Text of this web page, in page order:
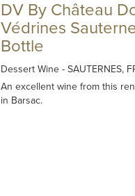
DV By Château
Védrines
Bottle
Dessert Wine- SAUTERNES,
An excellent wine from this
in Barsac.